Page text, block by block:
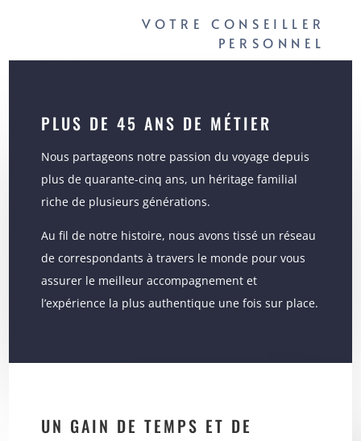
VOTRE CONSEILLER
PERSONNEL
PLUS DE 45 ANS DE MÉTIER
Nous partageons notre passion du voyage depuis
plus de quarante-cinq ans, un héritage familial
riche de plusieurs générations.
Au fil de notre histoire, nous avons tissé un réseau
de correspondants à travers le monde pour vous
assurer le meilleur accompagnement et
l’expérience la plus authentique une fois sur place.
UN GAIN DE TEMPS ET DE